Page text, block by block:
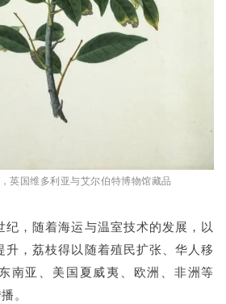
英国维多利亚与艾尔伯特博物馆藏品
纪，随着海运与温室技术的发展，以
升，荔枝得以随着殖民扩张、华人移
南亚、美国夏威夷、欧洲、非洲等
。